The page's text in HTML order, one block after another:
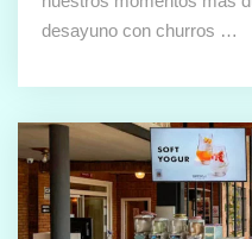
desayuno con churros …